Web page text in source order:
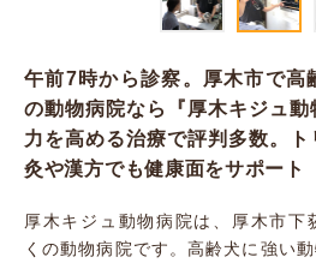
午前7時から診察。厚木市で高
の動物病院なら『厚木キジュ
力を高める治療で評判多数。
灸や漢方でも健康面をサポート
厚木キジュ動物病院は、厚木市下
くの動物病院です。高齢犬に強い動